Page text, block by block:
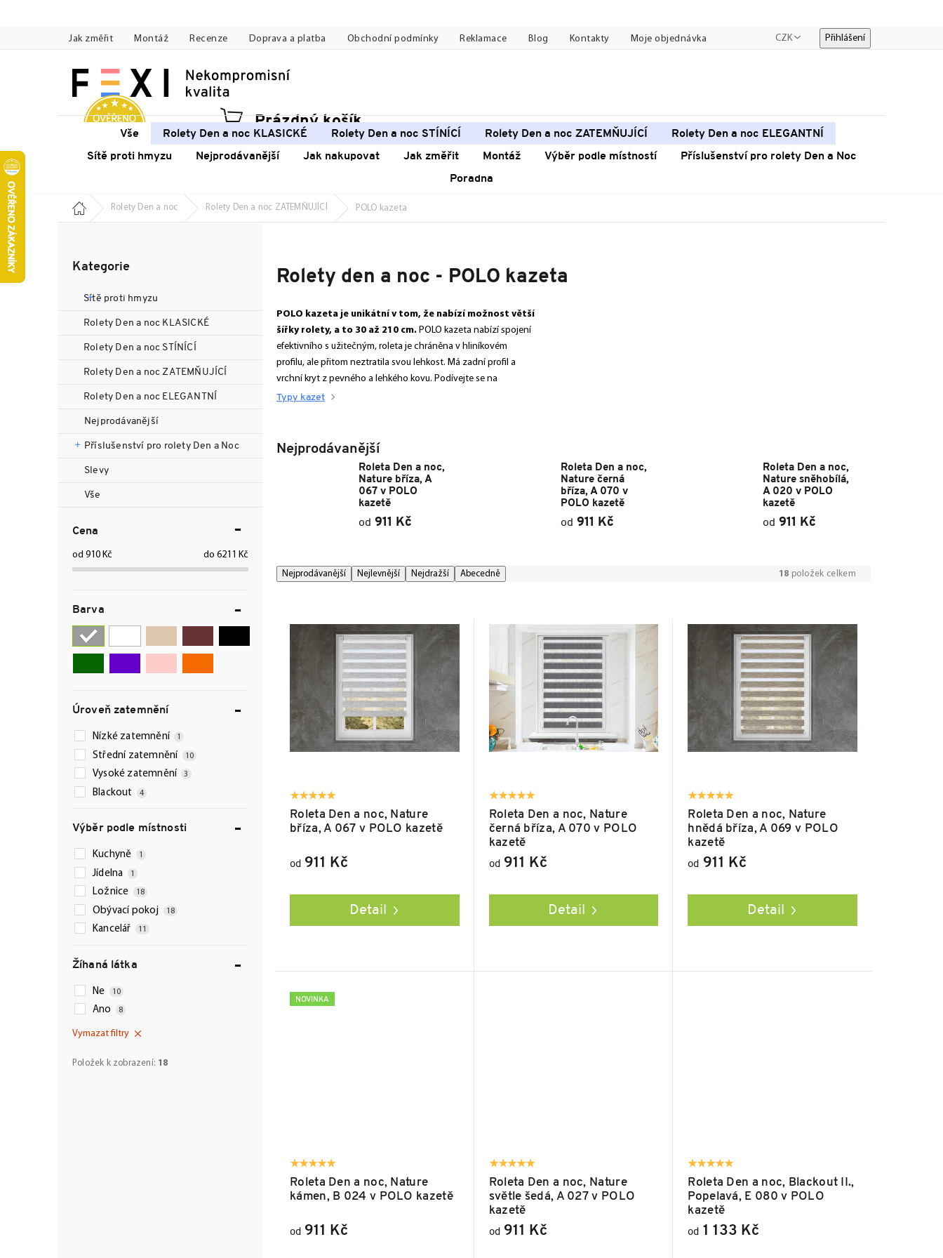
Jak změřit Montáž Recenze Doprava a platba Obchodní podmínky Reklamace Blog Kontakty Moje objednávka CZK Přihlášení
Nákupní
košík
Prázdný košík
Vše Rolety Den a noc KLASICKÉ Rolety Den a noc STÍNÍCÍ Rolety Den a noc ZATEMŇUJÍCÍ
Rolety Den a noc ELEGANTNÍ
Sítě proti hmyzu
Nejprodávanější Jak nakupovat Jak změřit Montáž Výběr podle místností
Příslušenství pro rolety Den a Noc
Poradna
Domů Rolety Den a noc Rolety Den a noc ZATEMŇUJÍCÍ POLO kazeta
kategorie
Kategorie
Sítě proti hmyzu
Rolety Den a noc KLASICKÉ
Rolety Den a noc STÍNÍCÍ
Rolety Den a noc ZATEMŇUJÍCÍ
Rolety Den a noc ELEGANTNÍ
Nejprodávanější
Příslušenství pro rolety Den a Noc
Slevy
Vše
Cena
910 Kč 6211 Kč
Barva
Úroveň zatemnění
Nízké zatemnění 1
Střední zatemnění 10
Vysoké zatemnění 3
Blackout 4
Výběr podle místnosti
Kuchyně 1
Jídelna 1
Ložnice 18
Obývací pokoj 18
Kancelář 11
Žíhaná látka
Ne 10
Ano 8
Vymazat filtry
Položek k zobrazení: 18
Rolety den a noc - POLO kazeta
POLO kazeta je unikátní v tom, že nabízí možnost větší
šířky rolety, a to 30 až 210 cm. POLO kazeta nabízí spojení
efektivního s užitečným, roleta je chráněna v hliníkovém
profilu, ale přitom neztratila svou lehkost. Má zadní profil a
vrchní kryt z pevného a lehkého kovu. Podívejte se na
Typy kazet
Nejprodávanější
Roleta Den a noc,
Nature bříza, A
067 v POLO
kazetě
od 911 Kč
Roleta Den a noc,
Nature černá
bříza, A 070 v
POLO kazetě
od 911 Kč
Roleta Den a noc,
Nature sněhobílá,
A 020 v POLO
kazetě
od 911 Kč
ŘNejprodávanější Nejlevnější Nejdražší Abecedně 18 položek celkem
V
Roleta Den a noc, Nature
bříza, A 067 v POLO kazetě
od 911 Kč
Detail
Roleta Den a noc, Nature
černá bříza, A 070 v POLO
kazetě
od911 Kč
Detail
Roleta Den a noc, Nature
hnědá bříza, A 069 v POLO
kazetě
od 911 Kč
Detail
NOVINKA
Roleta Den a noc, Nature
kámen, B 024 v POLO kazetě
od 911 Kč
Roleta Den a noc, Nature
světle šedá, A 027 v POLO
kazetě
od911 Kč
Roleta Den a noc, Blackout II.,
Popelavá, E 080 v POLO
kazetě
od 1 133 Kč